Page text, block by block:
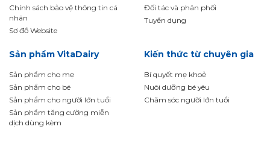
Chính sách bảo vệ thông tin cá
nhân
Sơ đồ Website
Đối tác và phân phối
Tuyển dụng
Sản phẩm VitaDairy
Sản phẩm cho mẹ
Sản phẩm cho bé
Sản phẩm cho người lớn tuổi
Sản phẩm tăng cường miễn
dịch dùng kèm
Kiến thức từ chuyên gia
Bí quyết mẹ khoẻ
Nuôi dưỡng bé yêu
Chăm sóc người lớn tuổi